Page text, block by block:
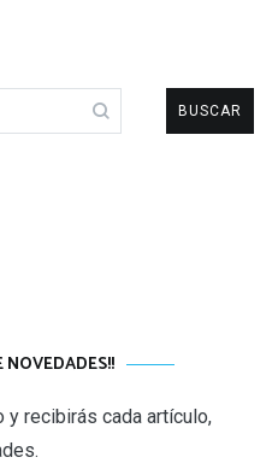
NOVEDADES!!
y recibirás cada artículo,